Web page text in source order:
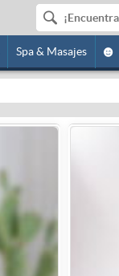
Spa & Masajes